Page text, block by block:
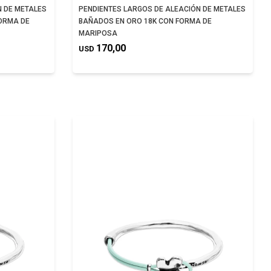
DE METALES
DE
PENDIENTES LARGOS DE ALEACIÓN DE METALES
BAÑADOS EN ORO 18K CON FORMA DE
MARIPOSA
USD 170,00